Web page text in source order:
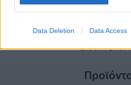
Data Deletion Data Access
Διεθνής
Σεμινάρια
Έκθεση